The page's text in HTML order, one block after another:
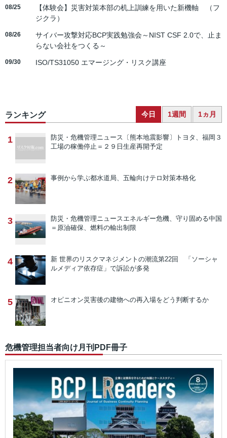
08/25
【体験会】災害対策本部の机上訓練を用いた新機軸 （フ
ジクラ）
08/26
サイバー攻撃対応BCP実践勉強会～NIST CSF 2.0で、止ま
らない会社をつくる～
09/30 ISO/TS31050 エマージング・リスク講座
ランキング 今日 1週間 1ヵ月
1 防災・危機管理ニュース 〔熊本地震影響〕トヨタ、福岡３
工場の稼働停止＝２９日生産再開予定
2 事例から学ぶ都水道局、五輪向けテロ対策本格化
3 防災・危機管理ニュースエネルギー危機、守り固める中国
＝原油確保、燃料の輸出制限
4 新 世界のリスクマネジメントの潮流第22回 「ソーシャ
ルメディア依存症」で訴訟が多発
5 オピニオン災害後の建物への再入場をどう判断するか
危機管理担当者向け月刊PDF冊子